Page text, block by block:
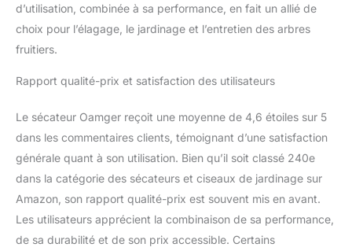
d'aluminium solide et
léger, qui n'est pas facile
antidérapante est
ergonomique pour vous
offrir une prise
confortable, stable et
fiable. 【Facile à utiliser】
Ce sécateur électrique
sans fil équipé de perche
d'extension est facile à
utiliser, Il y a un bouton
d'interrupteur sur la
d’utilisation, combinée à sa performance, en fait un allié de
choix pour l’élagage, le jardinage et l’entretien des arbres
fruitiers.
Rapport qualité-prix et satisfaction des utilisateurs
Le sécateur Oamger reçoit une moyenne de 4,6 étoiles sur 5
dans les commentaires clients, témoignant d’une satisfaction
générale quant à son utilisation. Bien qu’il soit classé 240e
dans la catégorie des sécateurs et ciseaux de jardinage sur
Amazon, son rapport qualité-prix est souvent mis en avant.
Les utilisateurs apprécient la combinaison de sa performance,
de sa durabilité et de son prix accessible. Certains